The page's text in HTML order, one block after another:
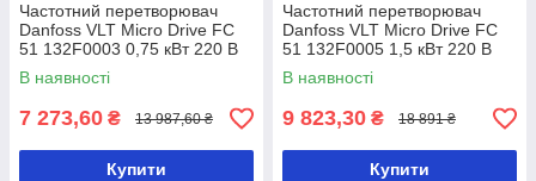
Частотний перетворювач
Danfoss VLT Micro Drive FC
51 132F0003 0,75 кВт 220 В
В наявності
7 273,60 ₴ 13 987,60 ₴
Купити
Частотний перетворювач
Danfoss VLT Micro Drive FC
51 132F0005 1,5 кВт 220 В
В наявності
9 823,30 ₴ 18 891 ₴
Купити